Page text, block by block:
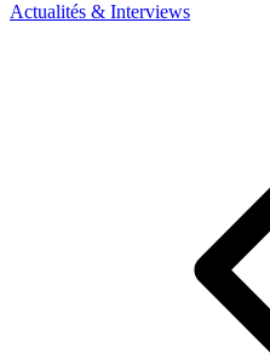
Actualités & Interviews